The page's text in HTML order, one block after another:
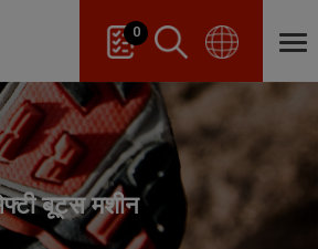
0
बूट्स मशीन